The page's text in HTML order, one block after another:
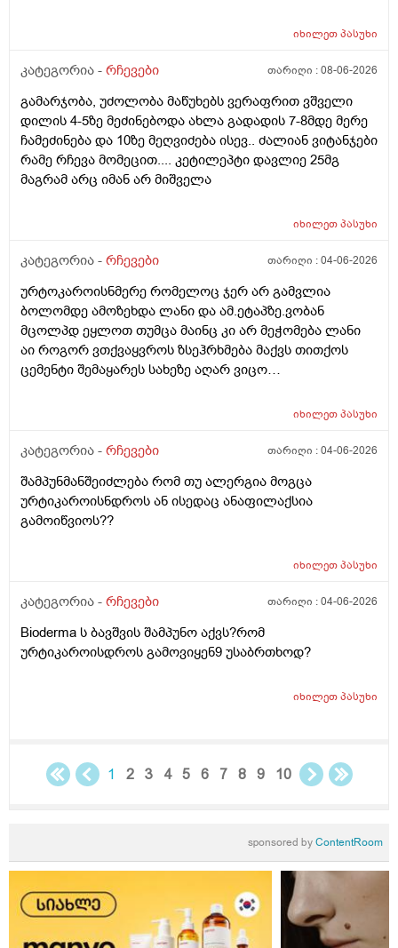
არა.მაშონ ანაფილაქსია ხომ არ მექმება?
ცუდათ ვხდებინშოშოსგან მარტო მაშინებს ეს
ონტელექტოც ანაფილაქსიას ახსენებს სულ დამამე
როზა
იხილეთპასუხი
კატეგორია - რჩევები თარიღი :08-06-2026
გამარჯობა, უძოლობა მაწუხებს ვერაფრით ვშველი
დილის 4-5ზე მეძინებოდა ახლა გადადის 7-8მდე მერე
ჩამეძინება და 10ზე მეღვიძება ისევ.. ძალიან ვიტანჯები
რამე რჩევა მომეცით.... კეტილეპტი დავლიე 25მგ
მაგრამ არც იმან არ მიშველა
იხილეთპასუხი
კატეგორია - რჩევები თარიღი :04-06-2026
ურტოკაროისნმერე რომელოც ჯერ არ გამვლია
ბოლომდე ამოზეხდა ლანი და ამ.ეტაპზე.ვობან
მცოლპდ ეყლოთ თუმცა მაინც კი არ მეჭომება ლანი
აი როგორ ვთქვაყვროს ზსეჰრხმება მაქვს თითქოს
ცემენტი შემაყარეს სახეზე აღარ ვიცო
წვალებაშო..სულ ბავშობიდან დღემდე ალისა საპონს
2036წელს.ვეღარ ბხმღობ.მცპლპდნეყალოც კი ესეთ
დამატენოანებელო ვერ მშველოს.პოროს დაბანოს
მერე 4ჯერ ვისმევ პატარა პატარა შიალედებში
ბიბჩენის დამცავ გვირილოს კრემს პანთენოლოთ რომ
უკბე არადა ჭიჭყიანია ხომ არ ვივლი.ჯერ წულოთ
ტამზე არვარ ასე.წყლოთაც კი ჩიმი წვაც მაქ აქა ოქ
სახეზე წამოერად.ბუნჩენსაც ბავშობიდან ვხმარობ
იხილეთპასუხი
კატეგორია - რჩევები თარიღი :04-06-2026
შამპუნმანშეიძლება რომ თუ ალერგია მოგცა
ურტიკაროისნდროს ან ისედაც ანაფილაქსია
გამოიწვიოს??
იხილეთპასუხი
კატეგორია - რჩევები თარიღი :04-06-2026
Bioderma ს ბავშვის შამპუნო აქვს?რომ
ურტიკაროისდროს გამოვიყენ9 უსაბრთხოდ?
იხილეთპასუხი
1 2 3 4 5 6 7 8 9 10
sponsored byContentRoom